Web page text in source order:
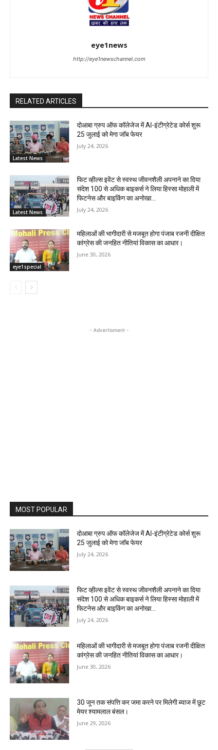
eye1news
http://eye1newschannel.com
RELATED ARTICLES
Latest News
दोआबा ग्रुप ऑफ कॉलेजेज में AI-इंटीग्रेटेड कोर्स शुरू
25 जुलाई को मेगा जॉब फेयर
July 24, 2026
Latest News
फिट व्हील्स इवेंट से स्वस्थ जीवनशैली अपनाने का दिया
संदेश 100 से अधिक बाइकर्स ने लिया हिस्सा मोहाली में
फिटनेस और बाइकिंग का अनोखा...
July 24, 2026
eye1special
महिलाओं की भागीदारी से मजबूत होगा पंजाब रजनी दीक्षित
कांग्रेस की जनहित नीतियां विकास का आधार।
June 30, 2026
- Advertisment -
MOST POPULAR
दोआबा ग्रुप ऑफ कॉलेजेज में AI-इंटीग्रेटेड कोर्स शुरू
25 जुलाई को मेगा जॉब फेयर
July 24, 2026
फिट व्हील्स इवेंट से स्वस्थ जीवनशैली अपनाने का दिया
संदेश 100 से अधिक बाइकर्स ने लिया हिस्सा मोहाली में
फिटनेस और बाइकिंग का अनोखा...
July 24, 2026
महिलाओं की भागीदारी से मजबूत होगा पंजाब रजनी दीक्षित
कांग्रेस की जनहित नीतियां विकास का आधार।
June 30, 2026
30 जून तक संपत्ति कर जमा करने पर मिलेगी ब्याज में छूट
मेयर श्यामलाल बंसल।
June 29, 2026